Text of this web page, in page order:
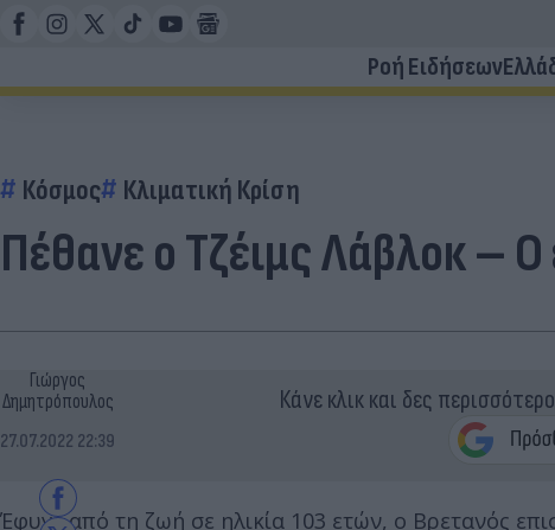
Ροή Ειδήσεων
Κόσμος Κλιματική Κρίση
Πέθανε ο Τζέιμς Λάβλοκ –
Γιώργος
Δημητρόπουλος
27.07.2022 22:39
Κάνε κλικ και δες περισσότερο
Έφυγε από τη ζωή σε ηλικία 103 ετών, ο Βρετανός